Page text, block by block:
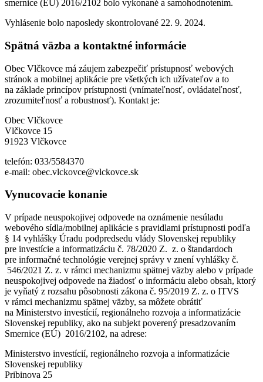
smernice (EÚ) 2016/2102 bolo vykonané a samohodnotením.
Vyhlásenie bolo naposledy skontrolované 22. 9. 2024.
Spätná väzba a kontaktné informácie
Obec Vlčkovce má záujem zabezpečiť prístupnosť webových
stránok a mobilnej aplikácie pre všetkých ich užívateľov a to
na základe princípov prístupnosti (vnímateľnosť, ovládateľnosť,
zrozumiteľnosť a robustnosť). Kontakt je:
Obec Vlčkovce
Vlčkovce 15
91923 Vlčkovce
telefón: 033/5584370
e-mail: obec.vlckovce@vlckovce.sk
Vynucovacie konanie
V prípade neuspokojivej odpovede na oznámenie nesúladu
webového sídla/mobilnej aplikácie s pravidlami prístupnosti podľa
§ 14 vyhlášky Úradu podpredsedu vlády Slovenskej republiky
pre investície a informatizáciu č. 78/2020 Z. z. o štandardoch
pre informačné technológie verejnej správy v znení vyhlášky č.
546/2021 Z. z. v rámci mechanizmu spätnej väzby alebo v prípade
neuspokojivej odpovede na žiadosť o informáciu alebo obsah, ktorý
je vyňatý z rozsahu pôsobnosti zákona č. 95/2019 Z. z. o ITVS
v rámci mechanizmu spätnej väzby, sa môžete obrátiť
na Ministerstvo investícií, regionálneho rozvoja a informatizácie
Slovenskej republiky, ako na subjekt poverený presadzovaním
Smernice (EÚ) 2016/2102, na adrese:
Ministerstvo investícií, regionálneho rozvoja a informatizácie
Slovenskej republiky
Pribinova 25